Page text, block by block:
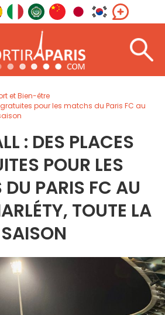
et Bien-être
pour les matchs du Paris FC au
: DES PLACES
POUR LES
PARIS FC AU
TOUTE LA
SAISON